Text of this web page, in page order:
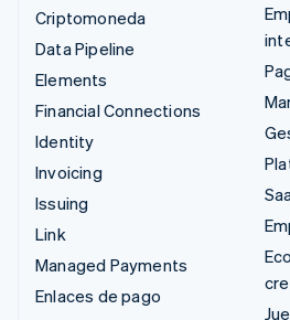
Criptomoneda
Data Pipeline
Elements
Financial Connections
Identity
Invoicing
Issuing
Link
Managed Payments
Enlaces de pago